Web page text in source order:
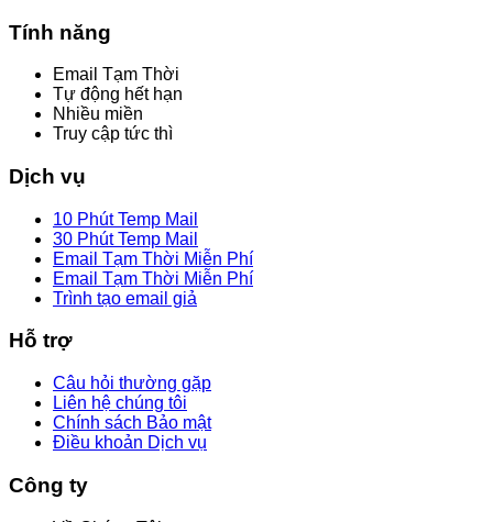
Tính năng
Email Tạm Thời
Tự động hết hạn
Nhiều miền
Truy cập tức thì
Dịch vụ
10 Phút Temp Mail
30 Phút Temp Mail
Email Tạm Thời Miễn Phí
Email Tạm Thời Miễn Phí
Trình tạo email giả
Hỗ trợ
Câu hỏi thường gặp
Liên hệ chúng tôi
Chính sách Bảo mật
Điều khoản Dịch vụ
Công ty